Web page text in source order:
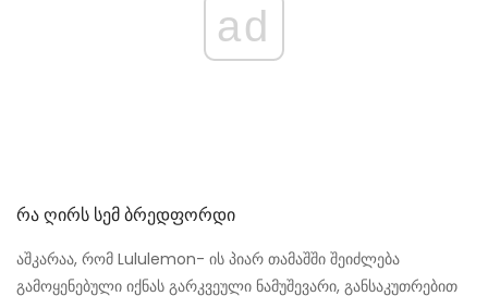
ad
Რა Ღირს Სემ Ბრედფორდი
აშკარაა, რომ Lululemon- ის პიარ თამაშში შეიძლება
გამოყენებული იქნას გარკვეული ნამუშევარი, განსაკუთრებით